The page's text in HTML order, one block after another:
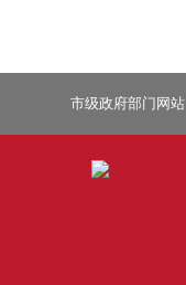
市级政府部门网站